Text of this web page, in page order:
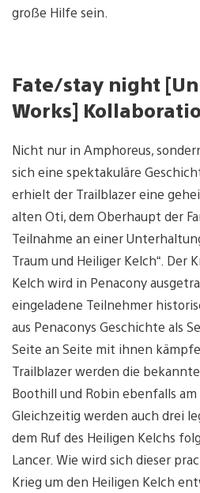
große Hilfe sein.
Fate/stay night
Works]
Nicht nur in Amphoreus,
sich eine spektakuläre
erhielt der Trailblazer eine
alten Oti, dem Oberhaupt der
Teilnahme an einer
Traum und Heiliger Kelch“. Der
Kelch wird in Penacony
eingeladene Teilnehmer
aus Penaconys Geschichte als
Seite an Seite mit ihnen
Trailblazer werden die
Boothill und Robin ebenfalls
Gleichzeitig werden auch drei
dem Ruf des Heiligen Kelchs
Lancer. Wie wird sich dieser
Krieg um den Heiligen Kelch